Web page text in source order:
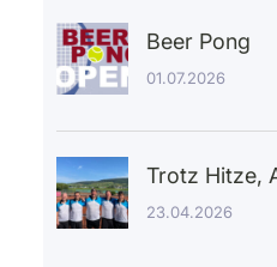
Beer Pong
01.07.2026
Trotz Hitze,
23.04.2026